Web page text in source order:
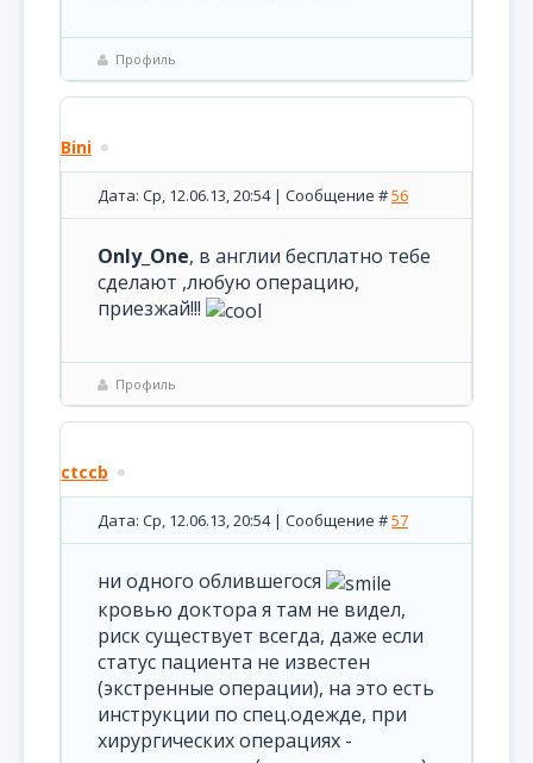
Профиль
Bini
Дата: Ср, 12.06.13, 20:54 | Сообщение #56
Only_One, в англии бесплатно тебе
сделают ,любую операцию,
приезжай!!!
Профиль
ctccb
Дата: Ср, 12.06.13, 20:54 | Сообщение #57
ни одного облившегося
кровью доктора я там не видел,
риск существует всегда, даже если
статус пациента не известен
(экстренные операции), на это есть
инструкции по спец.одежде, при
хирургических операциях -